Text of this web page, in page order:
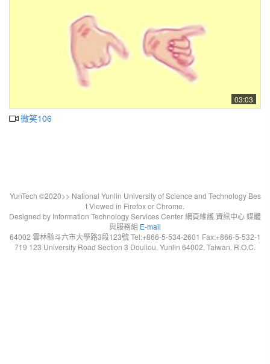
03:03
微笑106
YunTech ©2020>> National Yunlin University of Science and Technology Bes
t Viewed in Firefox or Chrome.
Designed by Information Technology Services Center 網頁維護.資訊中心 媒體
與服務組 E-mail
64002 雲林縣斗六市大學路3段123號 Tel:+866-5-534-2601 Fax:+866-5-532-1
719 123 University Road Section 3 Douliou. Yunlin 64002. Taiwan. R.O.C.